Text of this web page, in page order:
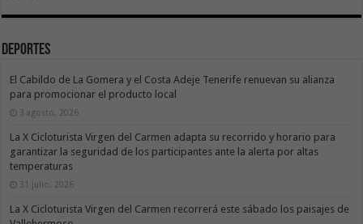
Deportes
El Cabildo de La Gomera y el Costa Adeje Tenerife renuevan su alianza
para promocionar el producto local
3 agosto, 2026
La X Cicloturista Virgen del Carmen adapta su recorrido y horario para
garantizar la seguridad de los participantes ante la alerta por altas
temperaturas
31 julio, 2026
La X Cicloturista Virgen del Carmen recorrerá este sábado los paisajes de